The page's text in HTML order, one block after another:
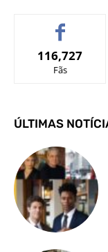
116,727
Fãs
ÚLTIMAS